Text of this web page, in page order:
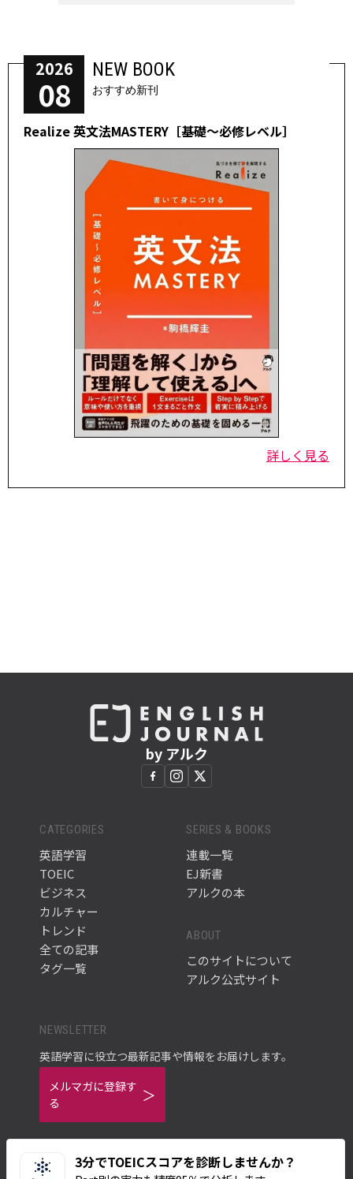
2026
08
NEW BOOK
おすすめ新刊
Realize 英文法MASTERY［基礎～必修レベル］
詳しく見る
3分でTOEICスコアを診断しませんか？
by アルク
CATEGORIES
英語学習
TOEIC
ビジネス
カルチャー
トレンド
全ての記事
タグ一覧
SERIES & BOOKS
連載一覧
EJ新書
アルクの本
ABOUT
このサイトについて
アルク公式サイト
NEWSLETTER
英語学習に役立つ最新記事や情報をお届けします。
メルマガに登録す
る